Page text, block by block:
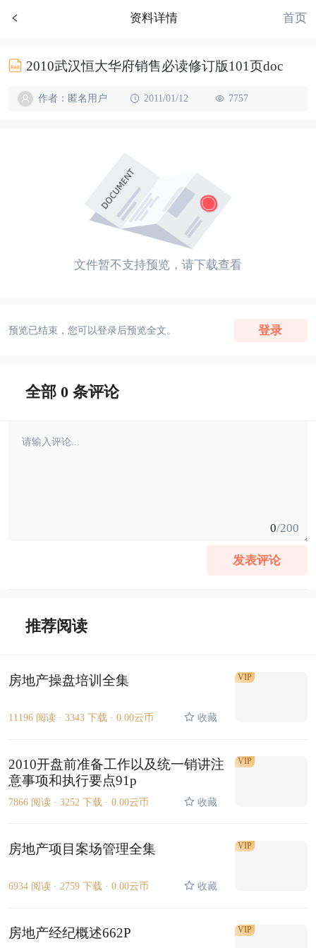
资料详情 首页
2010武汉恒大华府销售必读修订版101页doc
作者：匿名用户 2011/01/12 7757
文件暂不支持预览，请下载查看
预览已结束，您可以登录后预览全文。 登录
全部 0 条评论
0/200
发表评论
推荐阅读
房地产操盘培训全集
11196 阅读 · 3343 下载 · 0.00云币 收藏
VIP
2010开盘前准备工作以及统一销讲注
意事项和执行要点91p
7866 阅读 · 3252 下载 · 0.00云币 收藏
VIP
房地产项目案场管理全集
6934 阅读 · 2759 下载 · 0.00云币 收藏
VIP
房地产经纪概述662P VIP